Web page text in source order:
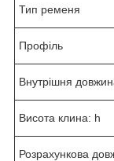
Тип ременя
Профіль
Внутрішня
Висота клина: h
Розрахункова